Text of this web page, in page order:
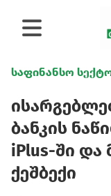
საფინანსო
ბანკის
iPlus-ში და
ქეშბექი